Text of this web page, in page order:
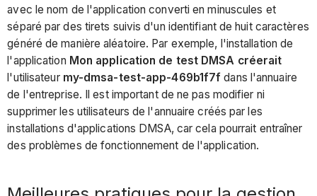
avec le nom de l'application converti en minuscules et
séparé par des tirets suivis d'un identifiant de huit caractères
généré de manière aléatoire. Par exemple, l'installation de
l'application Mon application de test DMSA créerait
l'utilisateur my-dmsa-test-app-469b1f7f dans l'annuaire
de l'entreprise. Il est important de ne pas modifier ni
supprimer les utilisateurs de l'annuaire créés par les
installations d'applications DMSA, car cela pourrait entraîner
des problèmes de fonctionnement de l'application.